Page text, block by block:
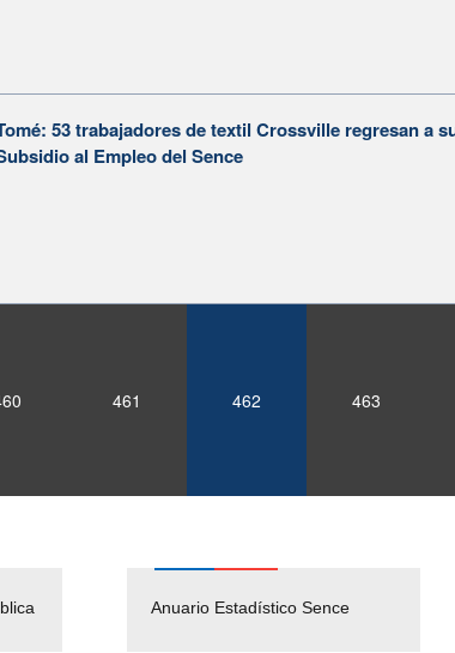
53 trabajadores de textil Crossville regresan a
al Empleo del Sence
461 462 463
Anuario Estadístico Sence
Públicos
Solicitud Audiencias y